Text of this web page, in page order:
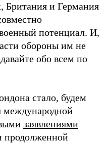
Британия и Германия
военный потенциал. И,
обороны им не
обо всем по
стало, будем
международной
заявлениями
продолженной